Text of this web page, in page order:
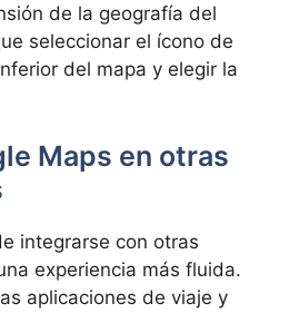
de la geografía del
seleccionar el ícono de
del mapa y elegir la
Maps en otras
integrarse con otras
experiencia más fluida.
aplicaciones de viaje y